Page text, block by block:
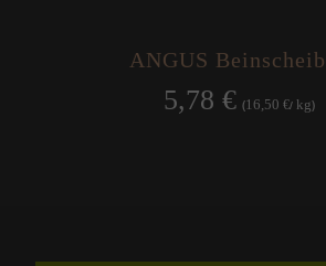
ANGUS
5,78 € (16,50 €/ kg)